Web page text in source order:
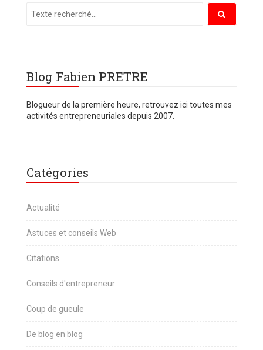
Blog Fabien PRETRE
Blogueur de la première heure, retrouvez ici toutes mes
activités entrepreneuriales depuis 2007.
Catégories
Actualité
Astuces et conseils Web
Citations
Conseils d'entrepreneur
Coup de gueule
De blog en blog